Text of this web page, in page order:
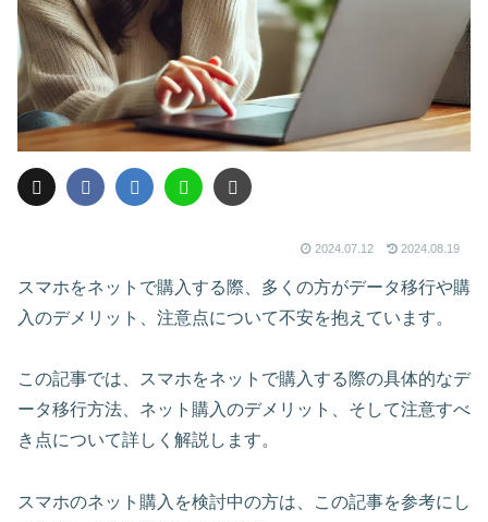
2024.07.12 2024.08.19
スマホをネットで購入する際、多くの方がデータ移行や購
入のデメリット、注意点について不安を抱えています。
この記事では、スマホをネットで購入する際の具体的なデ
ータ移行方法、ネット購入のデメリット、そして注意すべ
き点について詳しく解説します。
スマホのネット購入を検討中の方は、この記事を参考にし